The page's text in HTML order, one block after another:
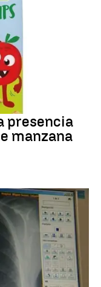
presencia
manzana